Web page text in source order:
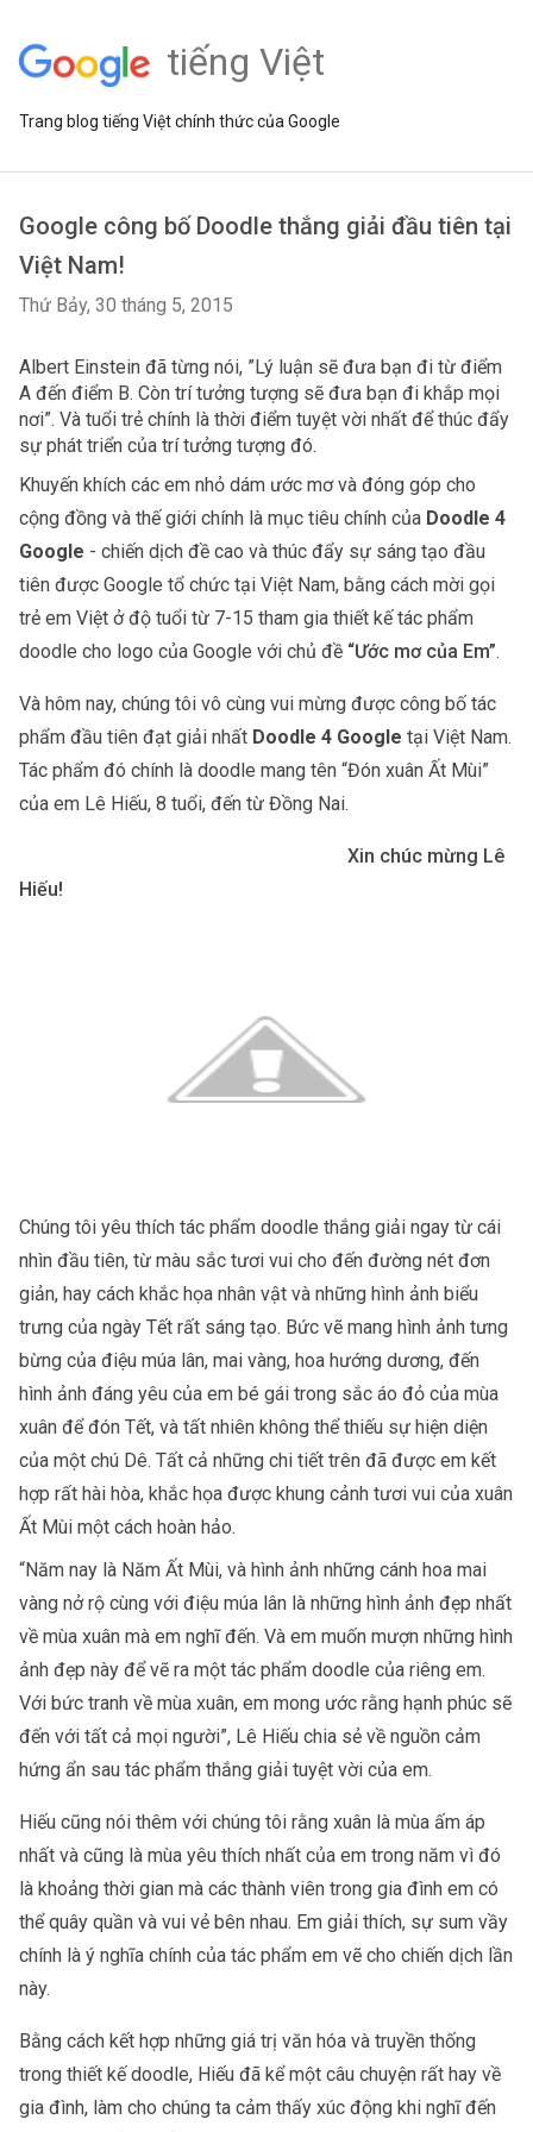
tiếng Việt
Trang blog tiếng Việt chính thức của Google
Google công bố Doodle thắng giải đầu tiên tại
Việt Nam!
Thứ Bảy, 30 tháng 5, 2015
Albert Einstein đã từng nói, ”Lý luận sẽ đưa bạn đi từ điểm
A đến điểm B. Còn trí tưởng tượng sẽ đưa bạn đi khắp mọi
nơi”. Và tuổi trẻ chính là thời điểm tuyệt vời nhất để thúc đẩy
sự phát triển của trí tưởng tượng đó.
Khuyến khích các em nhỏ dám ước mơ và đóng góp cho
cộng đồng và thế giới chính là mục tiêu chính của Doodle 4
Google - chiến dịch đề cao và thúc đẩy sự sáng tạo đầu
tiên được Google tổ chức tại Việt Nam, bằng cách mời gọi
trẻ em Việt ở độ tuổi từ 7-15 tham gia thiết kế tác phẩm
doodle cho logo của Google với chủ đề “Ước mơ của Em”.
Và hôm nay, chúng tôi vô cùng vui mừng được công bố tác
phẩm đầu tiên đạt giải nhất Doodle 4 Google tại Việt Nam.
Tác phẩm đó chính là doodle mang tên “Đón xuân Ất Mùi”
của em Lê Hiếu, 8 tuổi, đến từ Đồng Nai.
Hiếu!
Chúng tôi yêu thích tác phẩm doodle thắng giải ngay từ cái
nhìn đầu tiên, từ màu sắc tươi vui cho đến đường nét đơn
giản, hay cách khắc họa nhân vật và những hình ảnh biểu
trưng của ngày Tết rất sáng tạo. Bức vẽ mang hình ảnh tưng
bừng của điệu múa lân, mai vàng, hoa hướng dương, đến
hình ảnh đáng yêu của em bé gái trong sắc áo đỏ của mùa
xuân để đón Tết, và tất nhiên không thể thiếu sự hiện diện
của một chú Dê. Tất cả những chi tiết trên đã được em kết
hợp rất hài hòa, khắc họa được khung cảnh tươi vui của xuân
Ất Mùi một cách hoàn hảo.
“Năm nay là Năm Ất Mùi, và hình ảnh những cánh hoa mai
vàng nở rộ cùng với điệu múa lân là những hình ảnh đẹp nhất
về mùa xuân mà em nghĩ đến. Và em muốn mượn những hình
ảnh đẹp này để vẽ ra một tác phẩm doodle của riêng em.
Với bức tranh về mùa xuân, em mong ước rằng hạnh phúc sẽ
đến với tất cả mọi người”, Lê Hiếu chia sẻ về nguồn cảm
hứng ẩn sau tác phẩm thắng giải tuyệt vời của em.
Hiếu cũng nói thêm với chúng tôi rằng xuân là mùa ấm áp
nhất và cũng là mùa yêu thích nhất của em trong năm vì đó
là khoảng thời gian mà các thành viên trong gia đình em có
thể quây quần và vui vẻ bên nhau. Em giải thích, sự sum vầy
chính là ý nghĩa chính của tác phẩm em vẽ cho chiến dịch lần
này.
Bằng cách kết hợp những giá trị văn hóa và truyền thống
trong thiết kế doodle, Hiếu đã kể một câu chuyện rất hay về
gia đình, làm cho chúng ta cảm thấy xúc động khi nghĩ đến